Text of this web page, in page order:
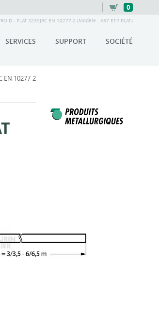
0
- PLAT S235JRC EN 10277-2 (Modèle : A37 ETP PLAT)
SERVICES SUPPORT SOCIÉTÉ
EN 10277-2